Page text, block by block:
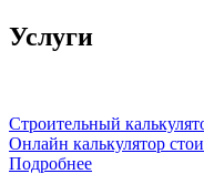
Услуги
Строительный
Онлайн калькулятор
Подробнее